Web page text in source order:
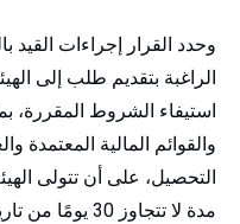
وحدد القرار إجراءات
الراغبة بتقديم طلب إلى
استيفاء الشروط المقررة،
والقوائم المالية المعتمدة
التحصيل، على أن تتولى
مدة لا تتجاوز 30 يومًا من تاريخ استيفاء المستندات المطلوبة.